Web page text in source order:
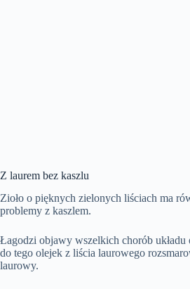
Z laurem bez kaszlu
Zioło o pięknych zielonych liściach ma
problemy z kaszlem.
Łagodzi objawy wszelkich chorób układu
do tego olejek z liścia laurowego
laurowy.